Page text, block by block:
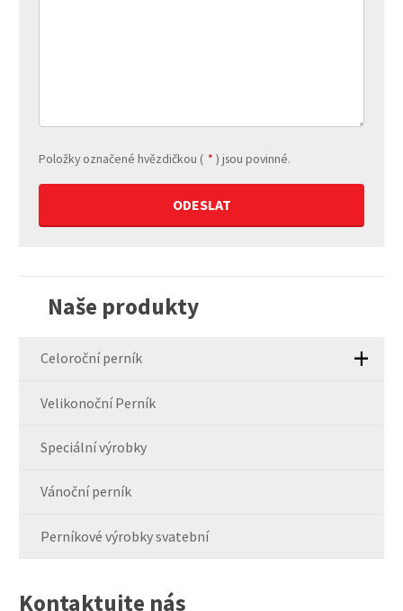
Položky označené hvězdičkou ( * ) jsou povinné.
odeslat.
Naše produkty
Celoroční perník
Velikonoční Perník
Speciální výrobky
Vánoční perník
Perníkové výrobky svatební
Kontaktujte nás